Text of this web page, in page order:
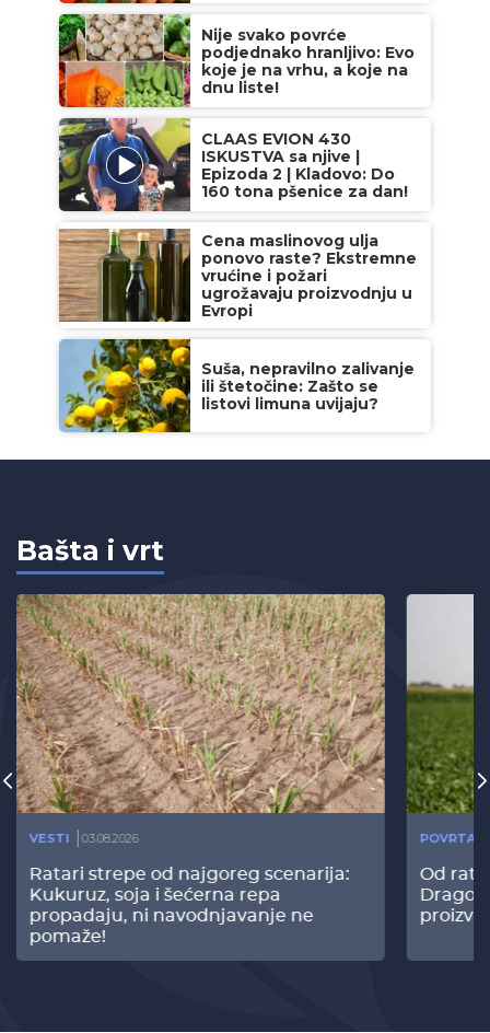
Nije svako povrće
podjednako hranljivo: Evo
koje je na vrhu, a koje na
dnu liste!
CLAAS EVION 430
ISKUSTVA sa njive |
Epizoda 2 | Kladovo: Do
160 tona pšenice za dan!
Cena maslinovog ulja
ponovo raste? Ekstremne
vrućine i požari
ugrožavaju proizvodnju u
Evropi
Suša, nepravilno zalivanje
ili štetočine: Zašto se
listovi limuna uvijaju?
Bašta i vrt
VESTI 03.08.2026
Ratari strepe od najgoreg scenarija:
Kukuruz, soja i šećerna repa
propadaju, ni navodnjavanje ne
pomaže!
Od